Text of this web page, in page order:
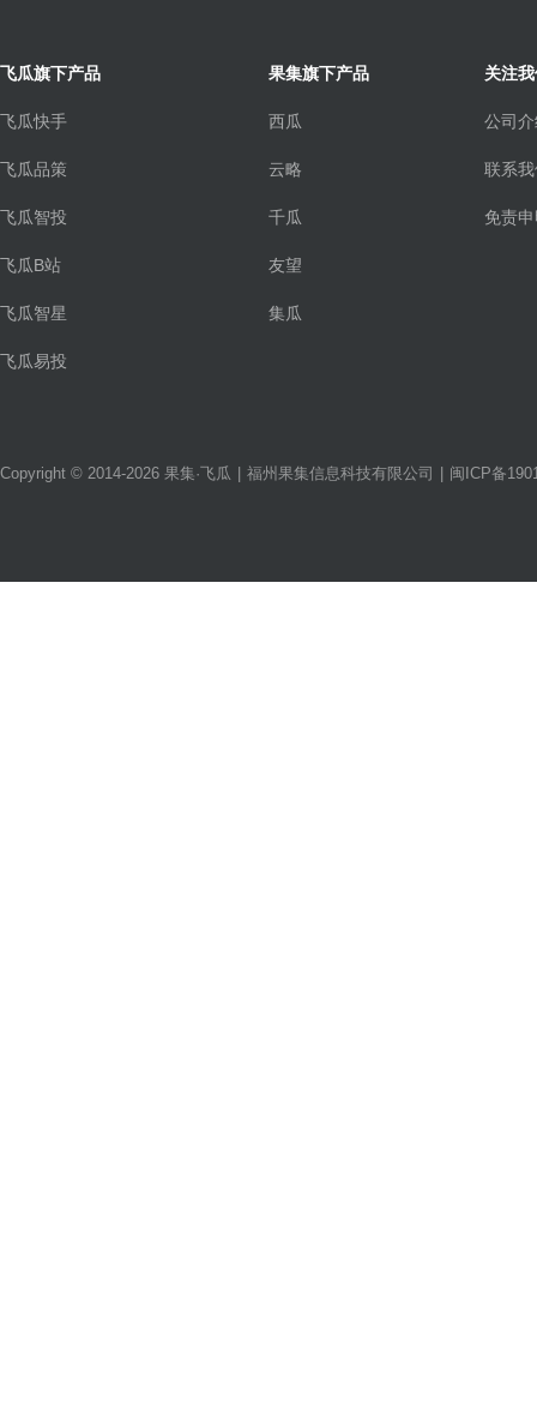
飞瓜旗下产品
飞瓜快手
飞瓜品策
飞瓜智投
飞瓜B站
飞瓜智星
飞瓜易投
果集旗下产品
西瓜
云略
千瓜
友望
集瓜
关注
公司
联系
免责
Copyright © 2014-2026 果集·飞瓜 福州果集信息科技有限公司 闽ICP备